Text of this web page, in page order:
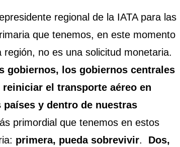
regional de la IATA para las
que tenemos, en este momento
no es una solicitud monetaria.
gobiernos, los gobiernos centrales
el transporte aéreo en
y dentro de nuestras
primordial que tenemos en estos
primera, pueda sobrevivir. Dos,